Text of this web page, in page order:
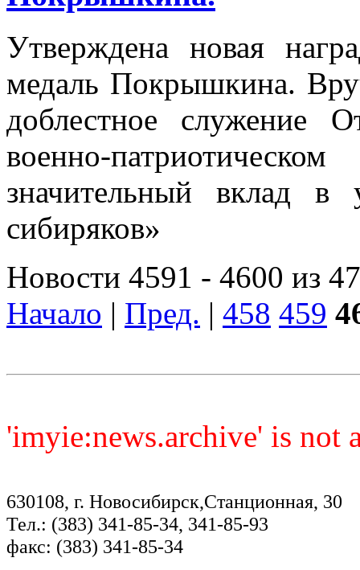
Утверждена новая
медаль Покрышкина.
доблестное служение
военно-
значительный вклад в
сибиряков»
Новости 4591 - 4600 из
Начало | Пред. | 458 459
'imyie:news.archive' is not
630108, г. Новосибирск,Станционная, 30
Тел.: (383) 341-85-34, 341-85-93
факс: (383) 341-85-34